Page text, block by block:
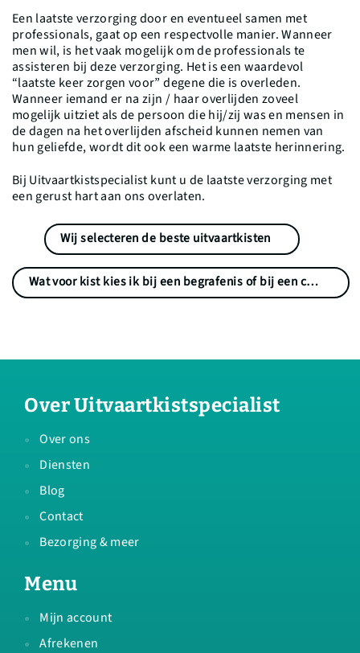
Een laatste verzorging door en eventueel samen met
professionals, gaat op een respectvolle manier. Wanneer
men wil, is het vaak mogelijk om de professionals te
assisteren bij deze verzorging. Het is een waardevol
“laatste keer zorgen voor” degene die is overleden.
Wanneer iemand er na zijn / haar overlijden zoveel
mogelijk uitziet als de persoon die hij/zij was en mensen in
de dagen na het overlijden afscheid kunnen nemen van
hun geliefde, wordt dit ook een warme laatste herinnering.
Bij Uitvaartkistspecialist kunt u de laatste verzorging met
een gerust hart aan ons overlaten.
Wij selecteren de beste uitvaartkisten
Wat voor kist kies ik bij een begrafenis of bij een crematie?
Over Uitvaartkistspecialist
Over ons
Diensten
Blog
Contact
Bezorging & meer
Menu
Mijn account
Afrekenen